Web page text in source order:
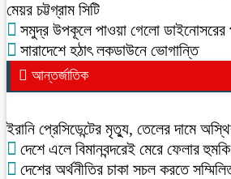
মেয়র চট্টগ্রাম সিটি
সমুদ্র উপকূলে পাওয়া গেলো ডাইনোসরের
সারাদেশে হঠাৎ লকডাউনে ভোগান্তি
আন্তর্জাতিক
ইরানি প্রেসিডেন্টের মৃত্যু, তেলের দামে
দেশে এলে বিমানবন্দরেই মেরে ফেলার
দেশের অর্থনীতির চাকা সচল করতে